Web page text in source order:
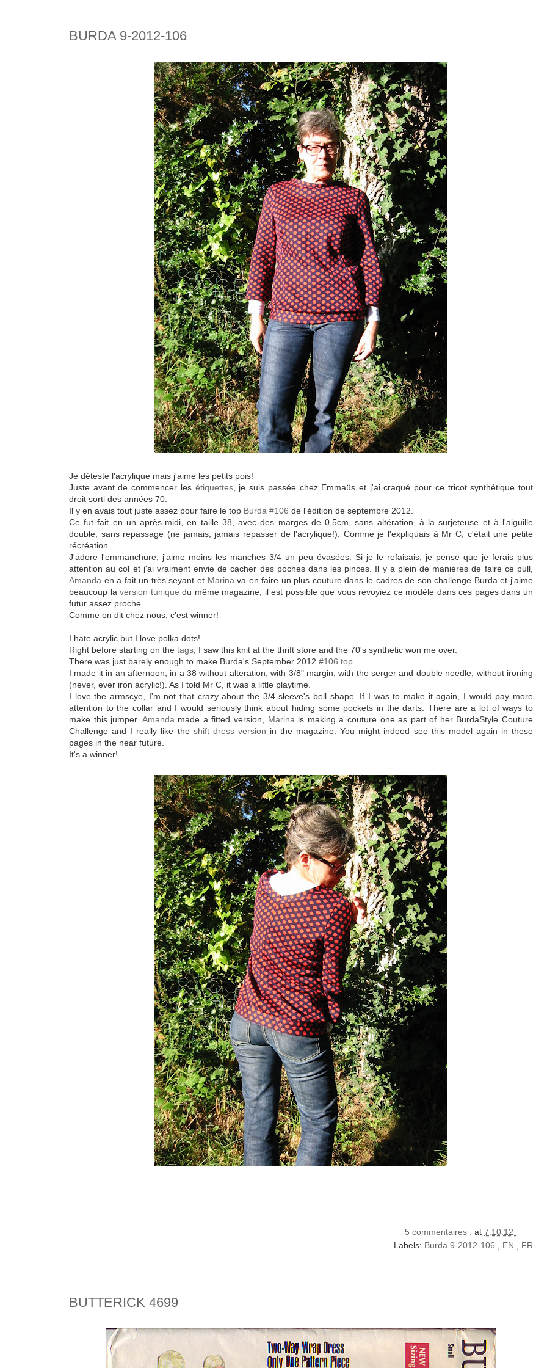
BURDA 9-2012-106
Je déteste l'acrylique mais j'aime les petits pois!
Juste avant de commencer les étiquettes, je suis passée chez Emmaüs et j'ai craqué pour ce tricot synthétique tout
droit sorti des années 70.
Il y en avais tout juste assez pour faire le top Burda #106 de l'édition de septembre 2012.
Ce fut fait en un après-midi, en taille 38, avec des marges de 0,5cm, sans altération, à la surjeteuse et à l'aiguille
double, sans repassage (ne jamais, jamais repasser de l'acrylique!). Comme je l'expliquais à Mr C, c'était une petite
récréation.
J'adore l'emmanchure, j'aime moins les manches 3/4 un peu évasées. Si je le refaisais, je pense que je ferais plus
attention au col et j'ai vraiment envie de cacher des poches dans les pinces. Il y a plein de manières de faire ce pull,
Amanda en a fait un très seyant et Marina va en faire un plus couture dans le cadres de son challenge Burda et j'aime
beaucoup laversion tunique du même magazine, il est possible que vous revoyiez ce modèle dans ces pages dans un
futur assez proche.
Comme on dit chez nous, c'est winner!
I hate acrylic but I love polka dots!
Right before starting on the tags , I saw this knit at the thrift store and the 70's synthetic won me over.
There was just barely enough to make Burda's September 2012 #106 top
I made it in an afternoon, in a 38 without alteration, with 3/8" margin, with the serger and double needle, without ironing
(never, ever iron acrylic!). As I told Mr C, it was a little playtime.
I love the armscye, I'm not that crazy about the 3/4 sleeve's bell shape. If I was to make it again, I would pay more
attention to the collar and I would seriously think about hiding some pockets in the darts. There are a lot of ways to
make this jumper. Amanda made a fitted version, Marina is making a couture one as part of her BurdaStyle Couture
Challenge and I really like the shift dress version in the magazine. You might indeed see this model again in these
pages in the near future.
It's a winner!
5 commentaires : at 7.10.12
Labels: Burda 9-2012-106 EN FR
BUTTERICK 4699